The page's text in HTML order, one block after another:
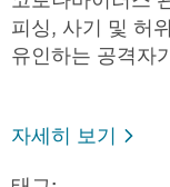
피싱, 사기 및 허
유인하는 공격자
자세히 보기